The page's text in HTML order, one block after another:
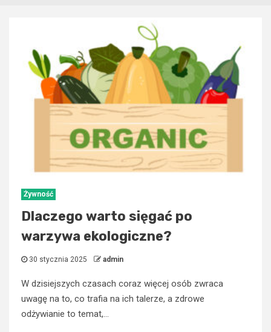
artykuły
Żywność
Dlaczego warto sięgać po
warzywa ekologiczne?
30 stycznia 2025 admin
W dzisiejszych czasach coraz więcej osób zwraca
uwagę na to, co trafia na ich talerze, a zdrowe
odżywianie to temat,...